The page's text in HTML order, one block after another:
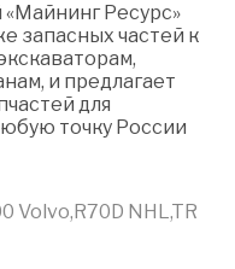
«Майнинг Ресурс»
запасных частей к
и предлагает
для
точку России
Volvo,R70D NHL,TR